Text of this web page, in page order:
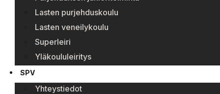
Lasten purjehduskoulu
Lasten veneilykoulu
Superleiri
Yläkoululeiritys
SPV
Yhteystiedot